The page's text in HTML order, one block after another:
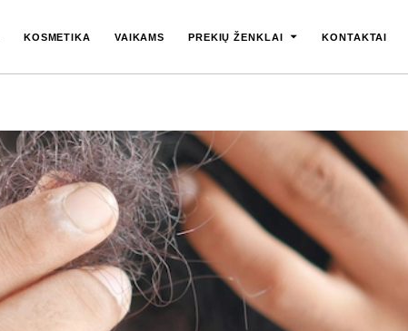
KOSMETIKA VAIKAMS PREKIŲ ŽENKLAI KONTAKTAI